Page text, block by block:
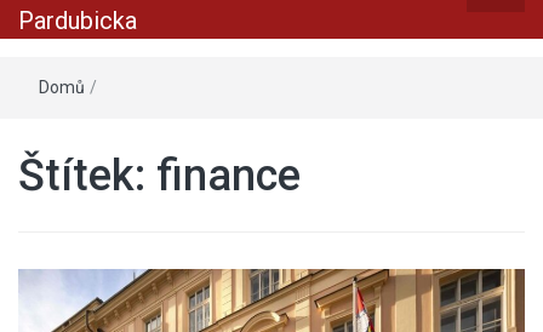
Pardubicka
Domů /
Štítek: finance